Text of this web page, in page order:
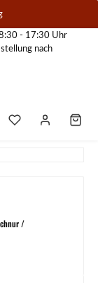
- 17:30 Uhr
nach
/